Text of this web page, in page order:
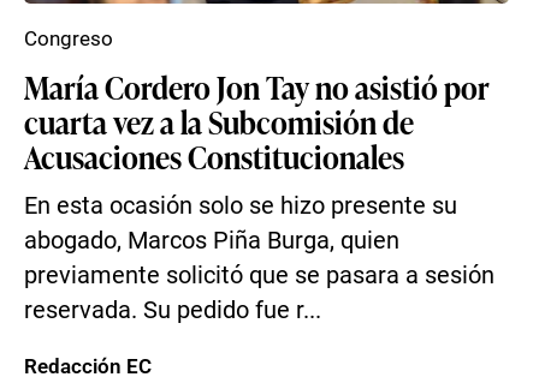
María Cordero Jon Tay no asistió por
cuarta vez a la Subcomisión de
Acusaciones Constitucionales
En esta ocasión solo se hizo presente su
abogado, Marcos Piña Burga, quien
previamente solicitó que se pasara a sesión
reservada. Su pedido fue r...
Congreso
Redacción EC